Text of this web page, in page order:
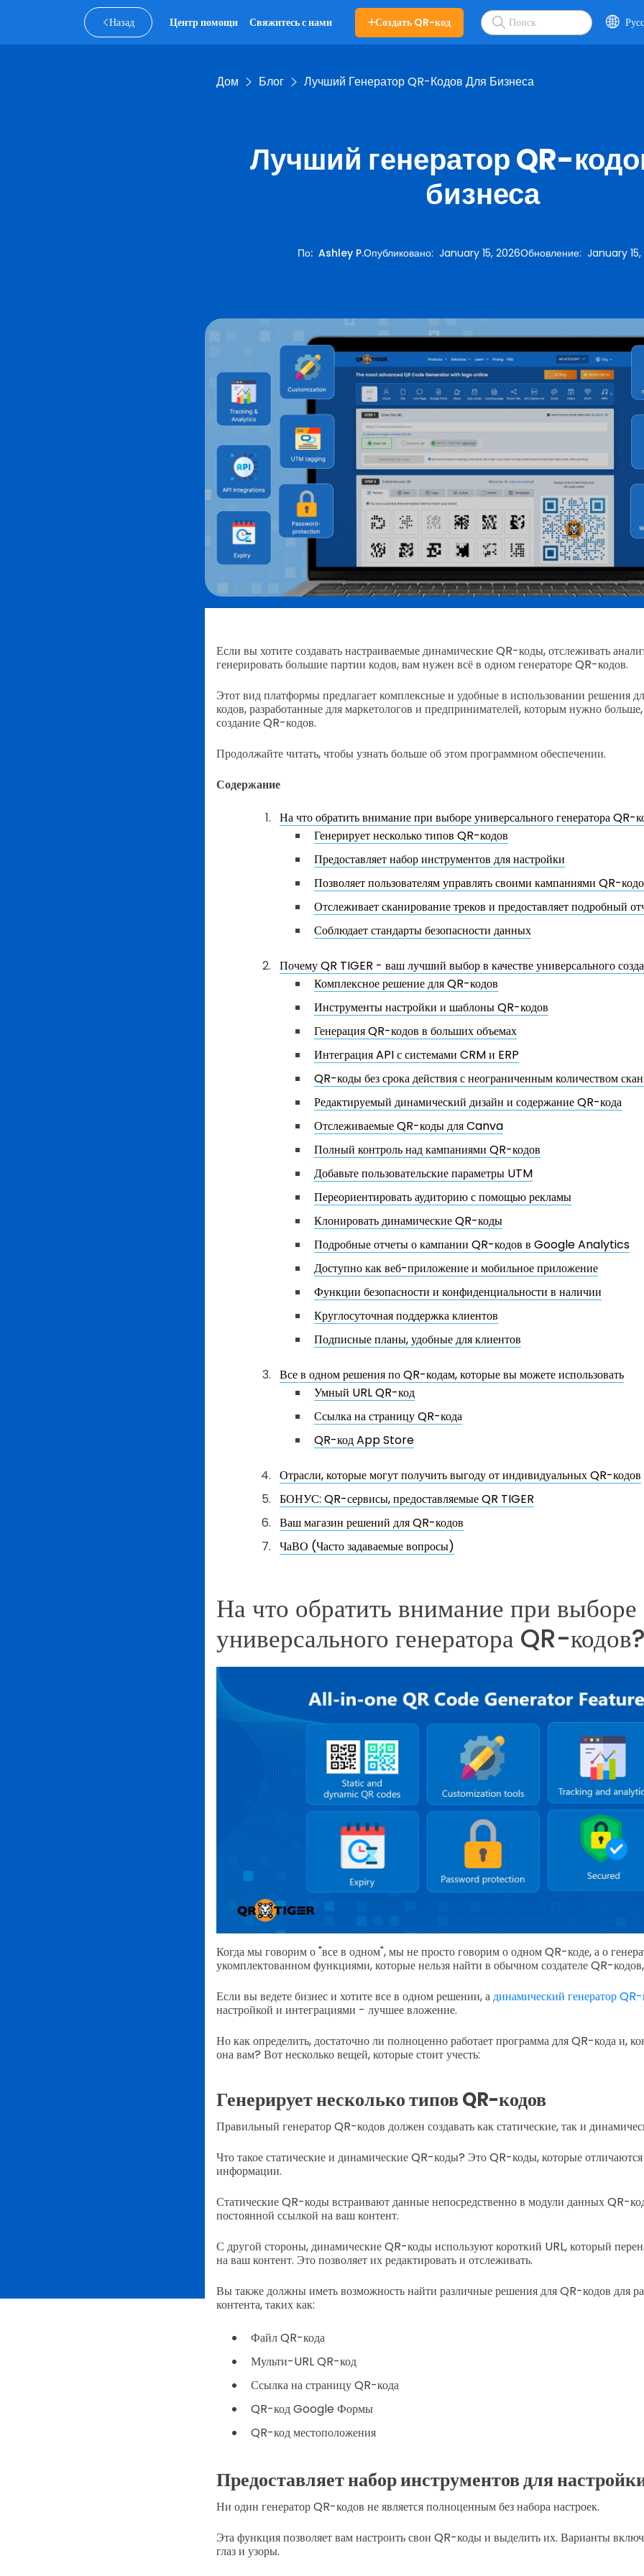
Назад Центр помощи Свяжитесь с нами Создать QR-код
Дом Блог Лучший Генератор QR-Кодов Для Бизнеса
Лучший генератор QR-
бизнеса
По: Ashley P.Опубликовано: January 15, 2026Обновление: January
Если вы хотите создавать настраиваемые динамические QR-коды, отслеживать
генерировать большие партии кодов, вам нужен всё в одном генераторе QR-кодов.
Этот вид платформы предлагает комплексные и удобные в использовании решения
кодов, разработанные для маркетологов и предпринимателей, которым нужно
создание QR-кодов.
Продолжайте читать, чтобы узнать больше об этом программном обеспечении.
Содержание
На что обратить внимание при выборе универсального генератора QR-
Генерирует несколько типов QR-кодов
Предоставляет набор инструментов для настройки
Позволяет пользователям управлять своими кампаниями QR-
Отслеживает сканирование треков и предоставляет подробный
Соблюдает стандарты безопасности данных
Почему QR TIGER - ваш лучший выбор в качестве универсального
Комплексное решение для QR-кодов
Инструменты настройки и шаблоны QR-кодов
Генерация QR-кодов в больших объемах
Интеграция API с системами CRM и ERP
QR-коды без срока действия с неограниченным количеством
Редактируемый динамический дизайн и содержание QR-кода
Отслеживаемые QR-коды для Canva
Полный контроль над кампаниями QR-кодов
Добавьте пользовательские параметры UTM
Переориентировать аудиторию с помощью рекламы
Клонировать динамические QR-коды
Подробные отчеты о кампании QR-кодов в Google Analytics
Доступно как веб-приложение и мобильное приложение
Функции безопасности и конфиденциальности в наличии
Круглосуточная поддержка клиентов
Подписные планы, удобные для клиентов
Все в одном решения по QR-кодам, которые вы можете использовать
Умный URL QR-код
Ссылка на страницу QR-кода
QR-код App Store
Отрасли, которые могут получить выгоду от индивидуальных QR-кодов
БОНУС: QR-сервисы, предоставляемые QR TIGER
Ваш магазин решений для QR-кодов
ЧаВО (Часто задаваемые вопросы)
На что обратить внимание при выборе
универсального генератора QR-
Когда мы говорим о "все в одном", мы не просто говорим о одном QR-коде, а о
укомплектованном функциями, которые нельзя найти в обычном создателе QR-
Если вы ведете бизнес и хотите все в одном решении, адинамический генератор
настройкой и интеграциями - лучшее вложение.
Но как определить, достаточно ли полноценно работает программа для QR-кода и,
она вам? Вот несколько вещей, которые стоит учесть:
Генерирует несколько типов QR-кодов
Правильный генератор QR-кодов должен создавать как статические, так и
Что такое статические и динамические QR-коды? Это QR-коды, которые
информации.
Статические QR-коды встраивают данные непосредственно в модули данных QR-
постоянной ссылкой на ваш контент.
С другой стороны, динамические QR-коды используют короткий URL, который
на ваш контент. Это позволяет их редактировать и отслеживать.
Вы также должны иметь возможность найти различные решения для QR-кодов для
контента, таких как:
Файл QR-кода
Мульти-URL QR-код
Ссылка на страницу QR-кода
QR-код Google Формы
QR-код местоположения
Предоставляет набор инструментов для
Ни один генератор QR-кодов не является полноценным без набора настроек.
Эта функция позволяет вам настроить свои QR-коды и выделить их. Варианты
глаз и узоры.